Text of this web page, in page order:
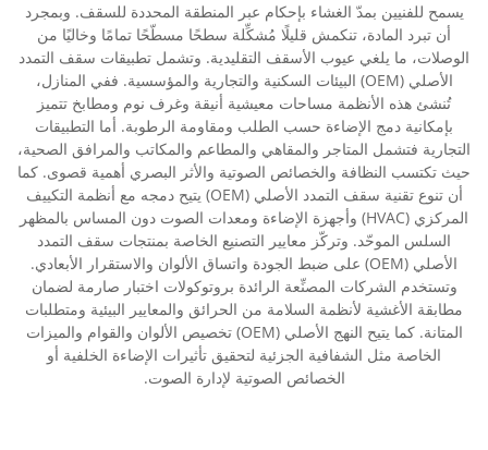
يسمح للفنيين بمدّ الغشاء بإحكام عبر المنطقة المحددة للسقف. وبمجرد
أن تبرد المادة، تنكمش قليلًا مُشكِّلة سطحًا مسطّحًا تمامًا وخاليًا من
الوصلات، ما يلغي عيوب الأسقف التقليدية. وتشمل تطبيقات سقف التمدد
الأصلي (OEM) البيئات السكنية والتجارية والمؤسسية. ففي المنازل،
تُنشئ هذه الأنظمة مساحات معيشية أنيقة وغرف نوم ومطابخ تتميز
بإمكانية دمج الإضاءة حسب الطلب ومقاومة الرطوبة. أما التطبيقات
التجارية فتشمل المتاجر والمقاهي والمطاعم والمكاتب والمرافق الصحية،
حيث تكتسب النظافة والخصائص الصوتية والأثر البصري أهمية قصوى. كما
أن تنوع تقنية سقف التمدد الأصلي (OEM) يتيح دمجه مع أنظمة التكييف
المركزي (HVAC) وأجهزة الإضاءة ومعدات الصوت دون المساس بالمظهر
السلس الموحّد. وتركّز معايير التصنيع الخاصة بمنتجات سقف التمدد
الأصلي (OEM) على ضبط الجودة واتساق الألوان والاستقرار الأبعادي.
وتستخدم الشركات المصنِّعة الرائدة بروتوكولات اختبار صارمة لضمان
مطابقة الأغشية لأنظمة السلامة من الحرائق والمعايير البيئية ومتطلبات
المتانة. كما يتيح النهج الأصلي (OEM) تخصيص الألوان والقوام والميزات
الخاصة مثل الشفافية الجزئية لتحقيق تأثيرات الإضاءة الخلفية أو
الخصائص الصوتية لإدارة الصوت.